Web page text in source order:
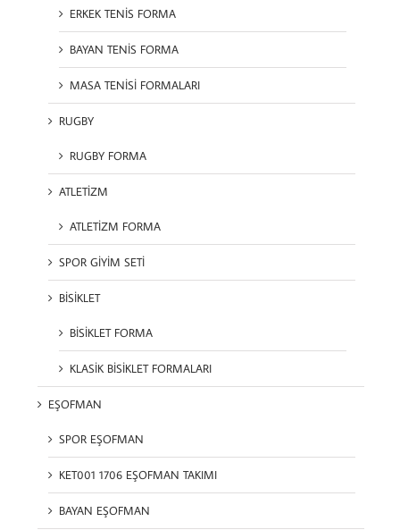
ERKEK TENİS FORMA
BAYAN TENİS FORMA
MASA TENİSİ FORMALARI
RUGBY
RUGBY FORMA
ATLETİZM
ATLETİZM FORMA
SPOR GİYİM SETİ
BİSİKLET
BİSİKLET FORMA
KLASİK BİSİKLET FORMALARI
EŞOFMAN
SPOR EŞOFMAN
KET001 1706 EŞOFMAN TAKIMI
BAYAN EŞOFMAN